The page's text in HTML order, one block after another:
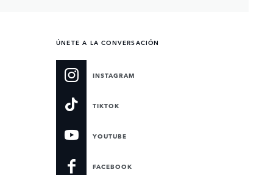
ÚNETE A LA CONVERSACIÓN
INSTAGRAM
TIKTOK
YOUTUBE
FACEBOOK